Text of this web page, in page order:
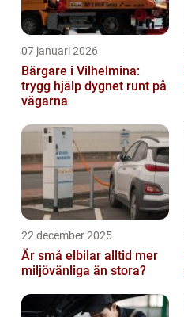
07 januari 2026
Bärgare i Vilhelmina:
trygg hjälp dygnet runt på
vägarna
22 december 2025
Är små elbilar alltid mer
miljövänliga än stora?